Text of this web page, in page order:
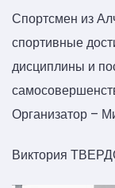
Спортсмен из
спортивные
дисциплины и
Организатор –
Виктория